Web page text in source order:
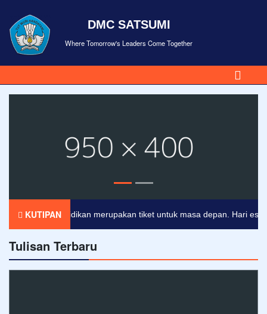
DMC SATSUMI
Where Tomorrow's Leaders Come Together
KUTIPAN
Pendidikan merupakan tiket untuk masa depan. Hari esok
Tulisan Terbaru